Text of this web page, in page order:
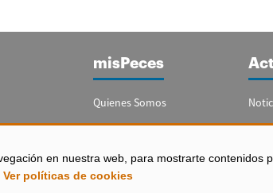
en nuestra web, para mostrarte contenidos
Ver políticas de cookies
misPeces
Quienes Somos
Publicidad
Contacto
Configurar Cookies